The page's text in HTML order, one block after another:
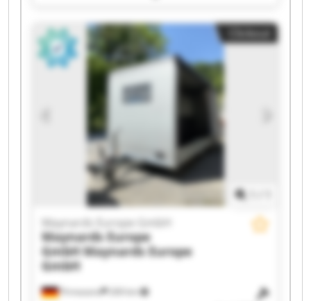
GmbH Maynards Europe GmbH Maynards
Europe GmbH Maynards Europe GmbH
Maynards Europe GmbH Maynards Europe
GmbH Maynards Europe GmbH Maynards
Europe GmbH Maynards Europe GmbH
Maynards Europe GmbH Maynards Europe
GmbH Maynards Europe GmbH Maynards
Europe GmbH Maynards Europe GmbH
Pirmasens 269 km
Maynards Europe GmbH
Maynards Europe
GmbHMaynards Europe
GmbH